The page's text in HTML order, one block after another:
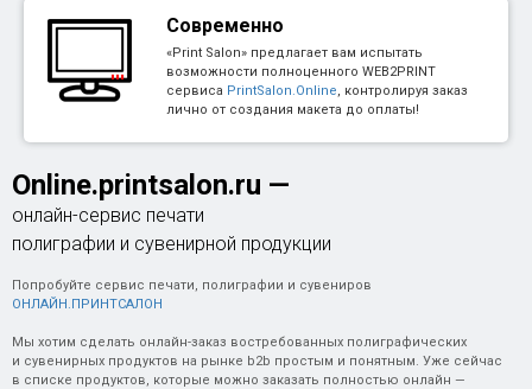
Современно
«Print Salon» предлагает вам испытать
возможности полноценного WEB2PRINT
сервиса PrintSalon.Online, контролируя заказ
лично от создания макета до оплаты!
Online.printsalon.ru —
онлайн-сервис печати
полиграфии и сувенирной продукции
Попробуйте сервис печати, полиграфии и сувениров
ОНЛАЙН.ПРИНТСАЛОН
Мы хотим сделать онлайн-заказ востребованных полиграфических
и сувенирных продуктов на рынке b2b простым и понятным. Уже сейчас
в списке продуктов, которые можно заказать полностью онлайн —